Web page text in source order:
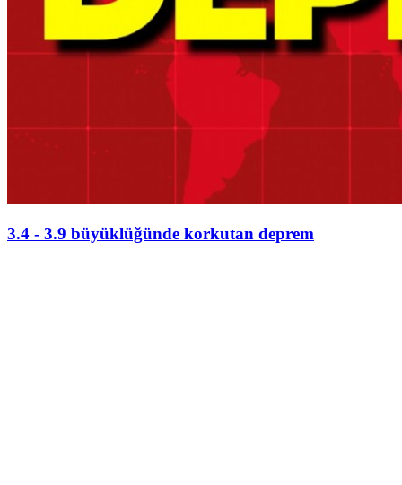
3.4 - 3.9 büyüklüğünde korkutan deprem